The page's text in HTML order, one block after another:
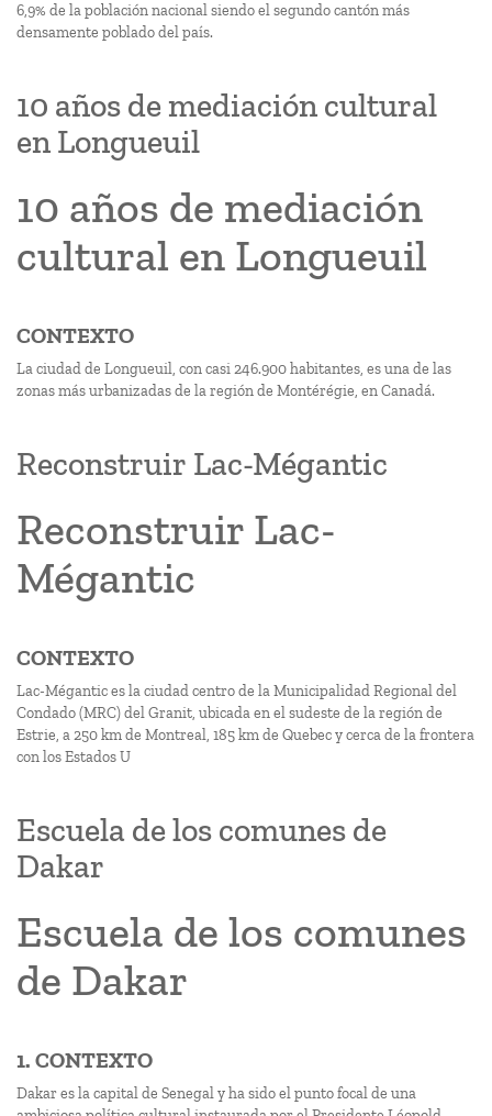
6,9% de la población nacional siendo el segundo cantón más
densamente poblado del país.
10 años de mediación cultural
en Longueuil
10 años de mediación
cultural en Longueuil
CONTEXTO
La ciudad de Longueuil, con casi 246.900 habitantes, es una de las
zonas más urbanizadas de la región de Montérégie, en Canadá.
Reconstruir Lac-Mégantic
Reconstruir Lac-
Mégantic
CONTEXTO
Lac-Mégantic es la ciudad centro de la Municipalidad Regional del
Condado (MRC) del Granit, ubicada en el sudeste de la región de
Estrie, a 250 km de Montreal, 185 km de Quebec y cerca de la frontera
con los Estados U
Escuela de los comunes de
Dakar
Escuela de los comunes
de Dakar
1. CONTEXTO
Dakar es la capital de Senegal y ha sido el punto focal de una